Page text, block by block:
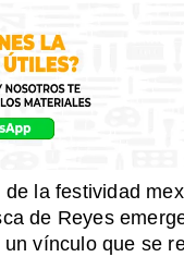
de la festividad
de Reyes
vínculo que se